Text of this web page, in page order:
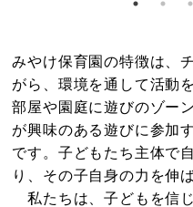
みやけ保育園の特徴は、
がら、環境を通して活動
部屋や園庭に遊びのゾー
が興味のある遊びに参加
です。子どもたち主体で
り、その子自身の力を伸
私たちは、子どもを信